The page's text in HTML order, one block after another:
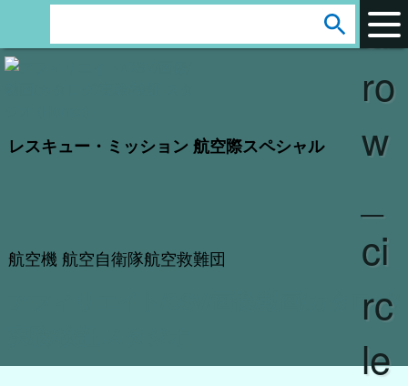
レスキュー・ミッション 航空際スペシャル
航空機 航空自衛隊航空救難団
アフィリエイト/CSV/画像/動画/カタログ/
e
c
ar
ro
w
ci
rc
le